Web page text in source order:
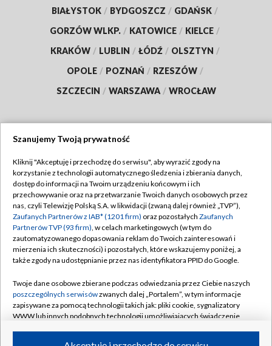
BIAŁYSTOK / BYDGOSZCZ / GDAŃSK /
GORZÓW WLKP. / KATOWICE / KIELCE /
KRAKÓW / LUBLIN / ŁÓDŹ / OLSZTYN /
OPOLE / POZNAŃ / RZESZÓW /
SZCZECIN / WARSZAWA / WROCŁAW
TVP
Abonament TVP
Emisja w TVP
Centrum informacji TVP
Naziemna Telewizja Cyfrowa
Rada Programowa
System NOS
Informacje o nadawcy
Regulamin TVP
Polityka prywatności
Moje zgody
Pomoc
Kontakt
Kanały
Szanujemy Twoją prywatność
Kliknij "Akceptuję i przechodzę do serwisu", aby wyrazić zgody na
korzystanie z technologii automatycznego śledzenia i zbierania danych,
dostęp do informacji na Twoim urządzeniu końcowym i ich
przechowywanie oraz na przetwarzanie Twoich danych osobowych przez
nas, czyli Telewizję Polską S.A. w likwidacji (zwaną dalej również „TVP”),
Zaufanych Partnerów z IAB* (1201 firm) oraz pozostałych Zaufanych
Partnerów TVP (93 firm), w celach marketingowych (w tym do
zautomatyzowanego dopasowania reklam do Twoich zainteresowań i
mierzenia ich skuteczności) i pozostałych, które wskazujemy poniżej, a
także zgody na udostępnianie przez nas identyfikatora PPID do Google.
Twoje dane osobowe zbierane podczas odwiedzania przez Ciebie naszych
poszczególnych serwisówzwanych dalej „Portalem”, w tym informacje
zapisywane za pomocą technologii takich jak: pliki cookie, sygnalizatory
WWW lub innych podobnych technologii umożliwiających świadczenie